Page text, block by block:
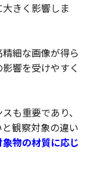
きく影響しま
細な画像が得ら
響を受けやすく
も重要であり、
観察対象の違い
物の材質に応じ